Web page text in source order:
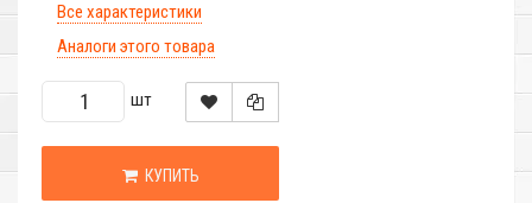
Все характеристики
Аналоги этого товара
шт
КУПИТЬ